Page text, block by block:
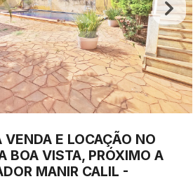
VENDA E LOCAÇÃO NO
BOA VISTA, PRÓXIMO A
MANIR CALIL -